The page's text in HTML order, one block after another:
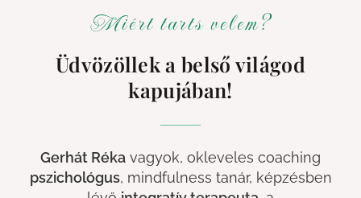
Miért tarts velem?
Üdvözöllek a belső világod
kapujában!
Gerhát Réka vagyok, okleveles coaching
pszichológus, mindfulness tanár, képzésben